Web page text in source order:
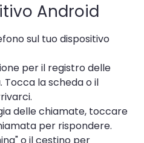
Android
sul tuo dispositivo
per il registro delle
la scheda o il
delle chiamate, toccare
per rispondere.